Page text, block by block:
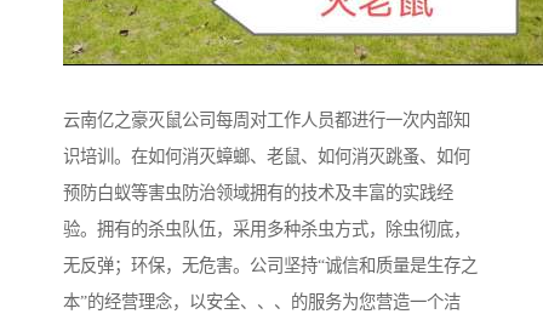
云南亿之豪灭鼠公司每周对工作人员都进行一次内部知
识培训。在如何消灭蟑螂、老鼠、如何消灭跳蚤、如何
预防白蚁等害虫防治领域拥有的技术及丰富的实践经
验。拥有的杀虫队伍，采用多种杀虫方式，除虫彻底，
无反弹；环保，无危害。公司坚持“诚信和质量是生存之
本”的经营理念，以安全、、、的服务为您营造一个洁